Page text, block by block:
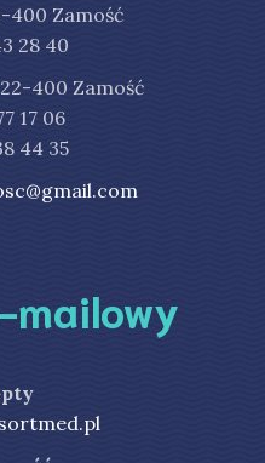
400 Zamość
28 40
400 Zamość
17 06
44 35
mailowy